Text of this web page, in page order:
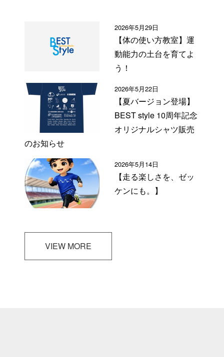
2026年5月29日
【体の使い方教室】運
動能力の土台を育てよ
う！
2026年5月22日
【夏バージョン登場】
BEST style 10周年記念
オリジナルシャツ販売
のお知らせ
2026年5月14日
【走る楽しさを、ゼッ
ケンにも。】
VIEW MORE